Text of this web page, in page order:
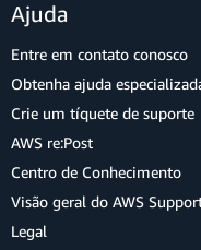
Ajuda
Entre em contato conosco
Obtenha ajuda
Crie um tíquete de suporte
AWS re:Post
Centro de Conhecimento
Visão geral do AWS
Legal